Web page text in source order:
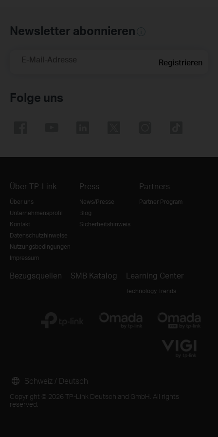
Newsletter abonnieren
E-Mail-Adresse Registrieren
Folge uns
Über TP-Link
Über uns
Unternehmensprofil
Kontakt
Datenschutzhinweise
Nutzungsbedingungen
Impressum
Press
News/Presse
Blog
Sicherheitshinweis
Partners
Partner Program
Bezugsquellen SMB Katalog Learning Center
Technology Trends
Copyright © 2026 TP-Link Deutschland GmbH. All rights
reserved.
Schweiz / Deutsch